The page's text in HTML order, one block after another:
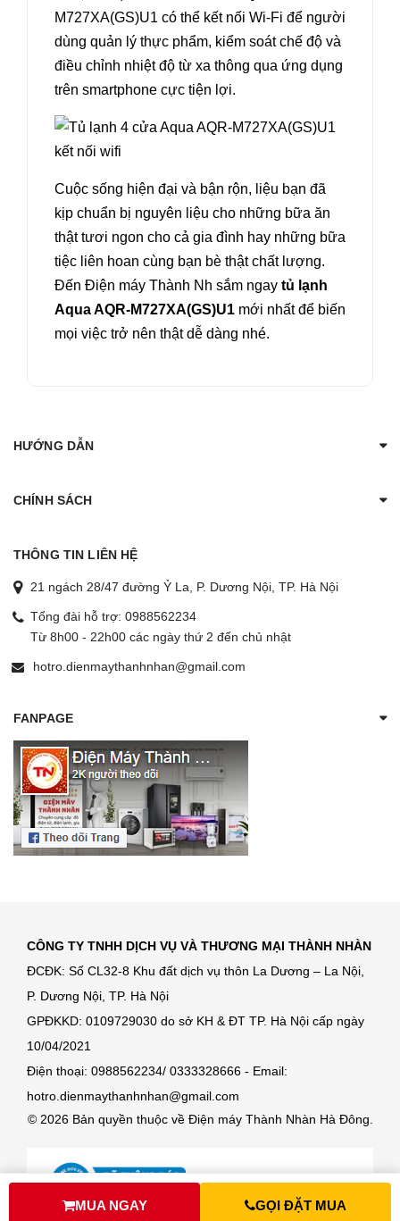
M727XA(GS)U1 có thể kết nối Wi-Fi để người
dùng quản lý thực phẩm, kiểm soát chế độ và
điều chỉnh nhiệt độ từ xa thông qua ứng dụng
trên smartphone cực tiện lợi.
Cuộc sống hiện đại và bận rộn, liệu bạn đã
kịp chuẩn bị nguyên liệu cho những bữa ăn
thật tươi ngon cho cả gia đình hay những bữa
tiệc liên hoan cùng bạn bè thật chất lượng.
Đến Điện máy Thành Nh sắm ngay tủ lạnh
Aqua AQR-M727XA(GS)U1 mới nhất để biến
mọi việc trở nên thật dễ dàng nhé.
MUA NGAY GỌI ĐẶT MUA
HƯỚNG DẪN
CHÍNH SÁCH
THÔNG TIN LIÊN HỆ
21 ngách 28/47 đường Ỷ La, P. Dương Nội, TP. Hà Nội
Tổng đài hỗ trợ: 0988562234
Từ 8h00 - 22h00 các ngày thứ 2 đến chủ nhật
hotro.dienmaythanhnhan@gmail.com
FANPAGE
CÔNG TY TNHH DỊCH VỤ VÀ THƯƠNG MẠI THÀNH NHÀN
ĐCĐK: Số CL32-8 Khu đất dịch vụ thôn La Dương – La Nội,
P. Dương Nội, TP. Hà Nội
GPĐKKD: 0109729030 do sở KH & ĐT TP. Hà Nội cấp ngày
10/04/2021
Điện thoại: 0988562234/ 0333328666 - Email:
hotro.dienmaythanhnhan@gmail.com
© 2026 Bản quyền thuộc về Điện máy Thành Nhàn Hà Đông.